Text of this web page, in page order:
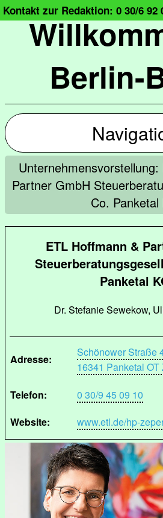
Berlin-
Kontakt zur Redaktion: 0 30/6 92
Partner GmbH
Co. Panketal
ETL Hoffmann &
Panketal
Dr. Stefanie Sewekow,
Adresse:
Schönower Straße
16341 Panketal
Telefon:
0 30/9 45 09 10
Website:
www.etl.de/hp-